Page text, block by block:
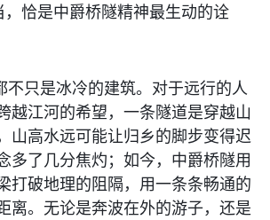
，恰是中爵桥隧精神最生动的诠
不只是冰冷的建筑。对于远行的人
越江河的希望，一条隧道是穿越山
山高水远可能让归乡的脚步变得迟
多了几分焦灼；如今，中爵桥隧用
打破地理的阻隔，用一条条畅通的
离。无论是奔波在外的游子，还是